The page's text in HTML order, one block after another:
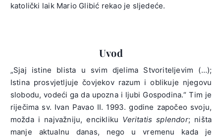
katolički laik Mario Glibić rekao je sljedeće.
Uvod
„Sjaj istine blista u svim djelima Stvoriteljevim (…);
Istina prosvjetljuje čovjekov razum i oblikuje njegovu
slobodu, vodeći ga da upozna i ljubi Gospodina.“ Tim je
riječima sv. Ivan Pavao II. 1993. godine započeo svoju,
možda i najvažniju, encikliku Veritatis splendor; ništa
manje aktualnu danas, nego u vremenu kada je